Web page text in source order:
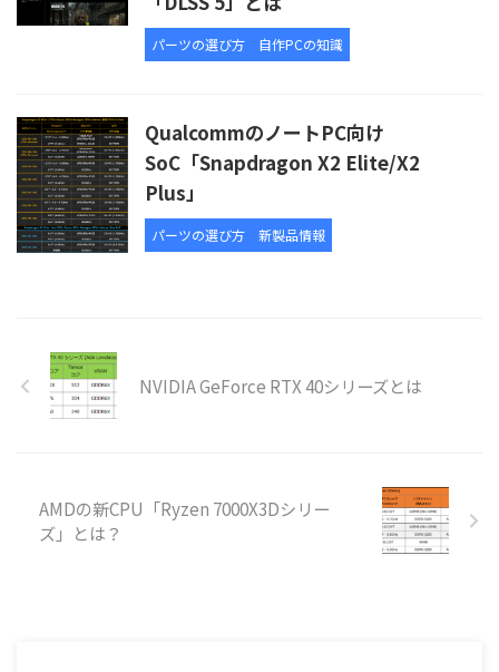
パーツの選び方 自作PCの知識
QualcommのノートPC向け
SoC「Snapdragon X2 Elite/X2
Plus」
パーツの選び方 新製品情報
NVIDIA GeForce RTX 40シリーズとは
AMDの新CPU「Ryzen 7000X3Dシリー
ズ」とは？